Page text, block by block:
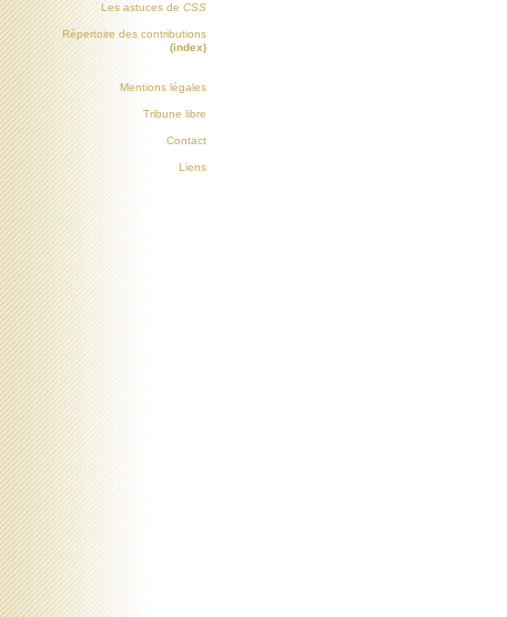
Les astuces de CSS
Répertoire des contributions
(index)
Mentions légales
Tribune libre
Contact
Liens